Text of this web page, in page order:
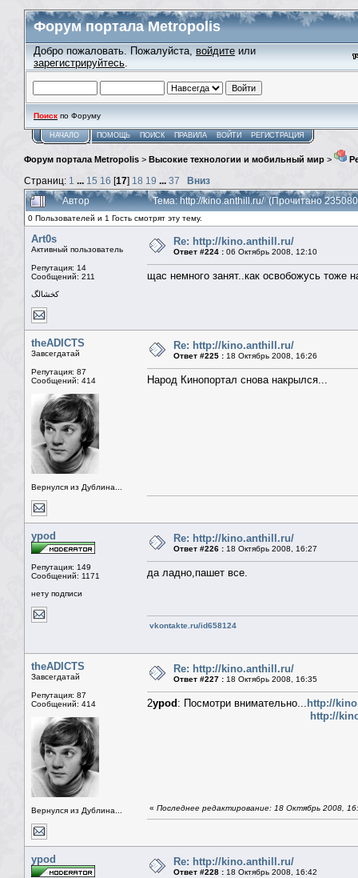
Форум портала Metropolis
Добро пожаловать. Пожалуйста, войдите или
зарегистрируйтесь.
Поиск по Форуму
НАЧАЛО ПОМОЩЬ ПОИСК ПРАВИЛА ВОЙТИ РЕГИСТРАЦИЯ
Форум портала Metropolis > Высокие технологии и мобильный мир >
Страниц: 1 ... 15 16 [17] 18 19 ... 37
Вниз
Автор
Тема: http://kino.anthill.ru/ (Прочитано
0 Пользователей и 1 Гость смотрят эту тему.
Art0s
Активный пользователь
Репутация: 14
Сообщений: 211
كخشالگ
Re: http://kino.anthill.ru/
Ответ #224 : 06 Октябрь 2008, 12:10
щас немного занят..как освобожусь тоже
theADICTS
Завсегдатай
Репутация: 87
Сообщений: 414
Вернулся из Дублина...
Re: http://kino.anthill.ru/
Ответ #225 : 18 Октябрь 2008, 16:26
Народ Кинопортал снова накрылся...
ypod
Репутация: 149
Сообщений: 1171
нету подписи
Re: http://kino.anthill.ru/
Ответ #226 : 18 Октябрь 2008, 16:27
да ладно,пашет все.
vkontakte.ru/id658124
theADICTS
Завсегдатай
Репутация: 87
Сообщений: 414
Вернулся из Дублина...
Re: http://kino.anthill.ru/
Ответ #227 : 18 Октябрь 2008, 16:35
2ypod : Посмотри внимательно... http://
http://
« Последнее редактирование: 18 Октябрь 2008,
ypod Re: http://kino.anthill.ru/
Ответ #228 : 18 Октябрь 2008, 16:42